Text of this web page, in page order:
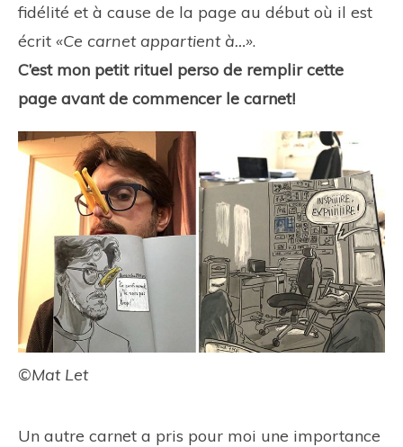
fidélité et à cause de la page au début où il est
écrit «Ce carnet appartient à…».
C’est mon petit rituel perso de remplir cette
page avant de commencer le carnet!
©Mat Let
Un autre carnet a pris pour moi une importance